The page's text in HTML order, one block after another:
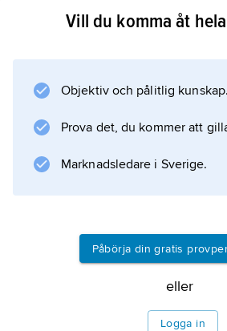
I Sverige får man bara kalla
det vill säga ämnen som
jurist
i flera år.
Information om
Vill du komma åt
Objektiv och pålitlig kunskap.
Prova det, du kommer att
Marknadsledare i Sverige.
Påbörja din gratis
eller
Logga in